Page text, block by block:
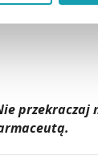
to jednak